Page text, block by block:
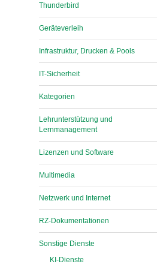
Thunderbird
Geräteverleih
Infrastruktur, Drucken & Pools
IT-Sicherheit
Kategorien
Lehrunterstützung und
Lernmanagement
Lizenzen und Software
Multimedia
Netzwerk und Internet
RZ-Dokumentationen
Sonstige Dienste
KI-Dienste